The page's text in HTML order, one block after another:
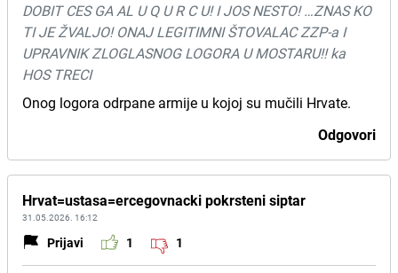
DOBIT CES GA AL U Q U R C U! I JOS NESTO! …ZNAS KO
TI JE ŽVALJO! ONAJ LEGITIMNI ŠTOVALAC ZZP-a I
UPRAVNIK ZLOGLASNOG LOGORA U MOSTARU!! ka
HOS TRECI
Onog logora odrpane armije u kojoj su mučili Hrvate.
Odgovori
Hrvat=ustasa=ercegovnacki pokrsteni siptar
31.05.2026. 16:12
Prijavi 1 1